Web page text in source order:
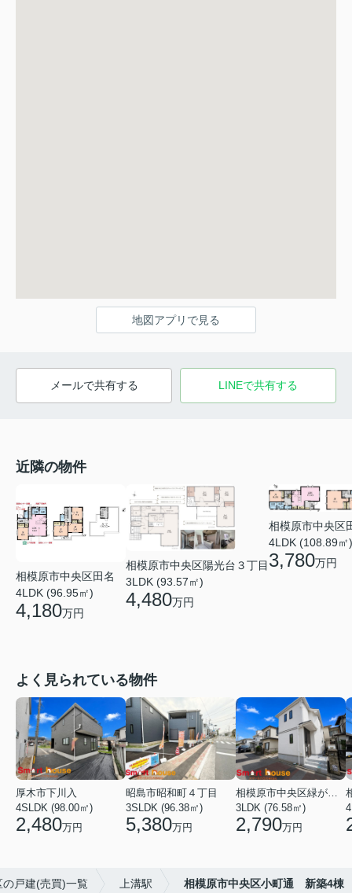
地図アプリで見る
メールで共有する LINEで共有する
近隣の物件
相模原市中央区田名
4LDK (96.95㎡)
4,180万円
相模原市中央区陽光台３丁目
3LDK (93.57㎡)
4,480万円
相模原市中央区
4LDK (108.89㎡)
3,780万円
よく見られている物件
厚木市下川入
4SLDK (98.00㎡)
2,480万円
昭島市昭和町４丁目
3SLDK (96.38㎡)
5,380万円
相模原市中央区緑が丘１丁目
3LDK (76.58㎡)
2,790万円
戸建(売買)一覧 上溝駅 相模原市中央区小町通 新築4棟